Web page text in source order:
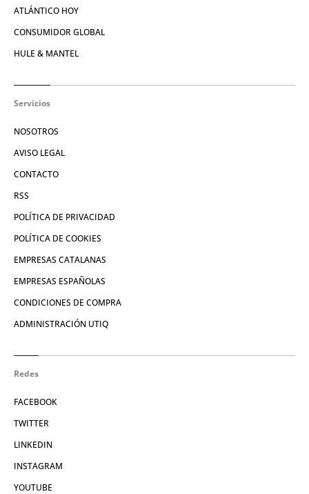
ATLÁNTICO HOY
CONSUMIDOR GLOBAL
HULE & MANTEL
Servicios
NOSOTROS
AVISO LEGAL
CONTACTO
RSS
POLÍTICA DE PRIVACIDAD
POLÍTICA DE COOKIES
EMPRESAS CATALANAS
EMPRESAS ESPAÑOLAS
CONDICIONES DE COMPRA
ADMINISTRACIÓN UTIQ
Redes
FACEBOOK
TWITTER
LINKEDIN
INSTAGRAM
YOUTUBE